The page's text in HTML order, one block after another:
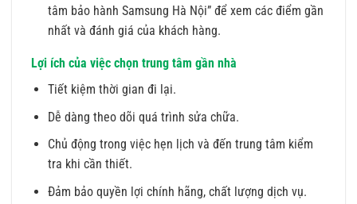
tâm bảo hành Samsung Hà Nội” để xem các điểm gần
nhất và đánh giá của khách hàng.
Lợi ích của việc chọn trung tâm gần nhà
Tiết kiệm thời gian đi lại.
Dễ dàng theo dõi quá trình sửa chữa.
Chủ động trong việc hẹn lịch và đến trung tâm kiểm
tra khi cần thiết.
Đảm bảo quyền lợi chính hãng, chất lượng dịch vụ.